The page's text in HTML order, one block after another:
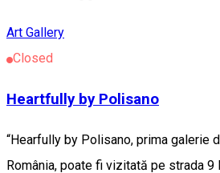
Art Gallery
Closed
Heartfully by Polisano
“Hearfully by Polisano, prima galerie
România, poate fi vizitată pe strada 9